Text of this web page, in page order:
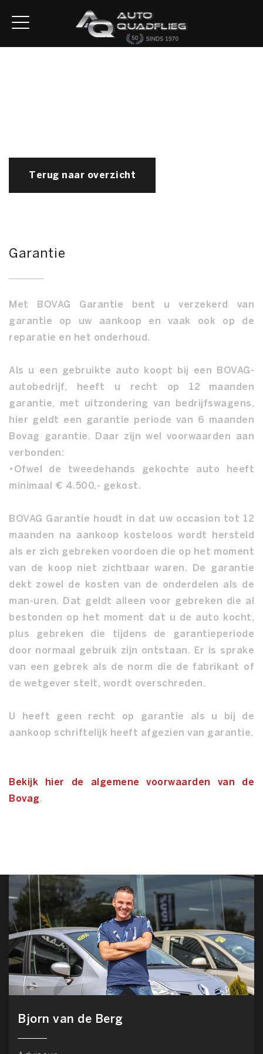
Terug naar overzicht
Garantie
Met BOVAG Garantie bent u verzekerd van
garantie op uw aankoop en vaak ook op de
reparatie en het onderhoud.
Als u een gebruikte auto koopt bij een BOVAG-
autobedrijf, heeft u recht op 12 maanden
garantie, met uitzondering van bedrijfswagens,
hier geldt een garantie periode van 6 maanden
Bovag garantie. Daar zijn wel voorwaarden aan
verbonden:
•Ofwel de tweedehands gekochte auto heeft
minimaal € 4.500,- gekost.
BOVAG Garantie houdt in dat uw occasion tot 12
maanden na aankoop kosteloos wordt hersteld
als er zich gebreken voordoen die op het moment
van de koop niet zichtbaar waren. De garantie
dekt zowel de kosten van de onderdelen als de
man-uren. Dat geldt alleen voor gebreken die al
bestonden op het moment dat u de auto kocht,
plus gebreken die tijdens de garantieperiode
door normaal gebruik zijn ontstaan. Er is sprake
van een gebrek als de norm die de fabrikant of
de wetgever stelt, wordt overschreden.
U heeft geen recht op garantie als u bij de
aankoop schriftelijk heeft afgezien van garantie.
Bekijk hier de algemene voorwaarden van de
Bovag .
Bjorn van de Berg